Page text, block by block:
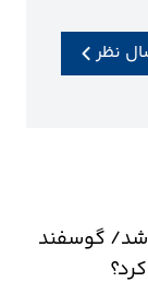
نظر
ارزان شد/ گوسفند